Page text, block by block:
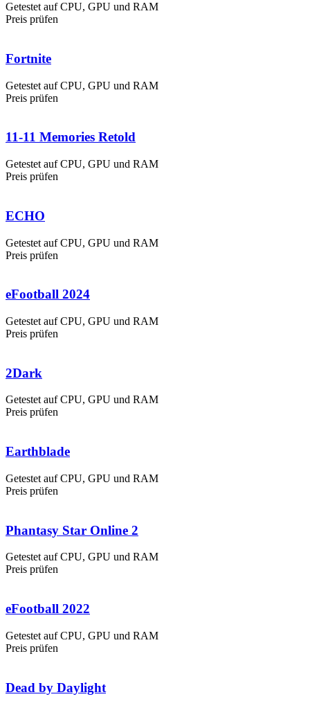
Getestet auf CPU, GPU und RAM
Preis prüfen
Fortnite
Getestet auf CPU, GPU und RAM
Preis prüfen
11-11 Memories Retold
Getestet auf CPU, GPU und RAM
Preis prüfen
ECHO
Getestet auf CPU, GPU und RAM
Preis prüfen
eFootball 2024
Getestet auf CPU, GPU und RAM
Preis prüfen
2Dark
Getestet auf CPU, GPU und RAM
Preis prüfen
Earthblade
Getestet auf CPU, GPU und RAM
Preis prüfen
Phantasy Star Online 2
Getestet auf CPU, GPU und RAM
Preis prüfen
eFootball 2022
Getestet auf CPU, GPU und RAM
Preis prüfen
Dead by Daylight